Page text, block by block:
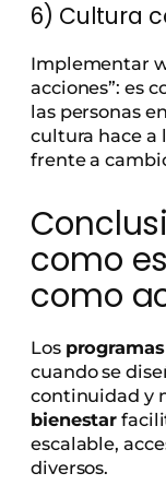
6) Cultura
Implementar
acciones”: es
las personas
cultura hace a
frente a
como
como
Los
cuando se
continuidad y
bienestar
escalable,
diversos.